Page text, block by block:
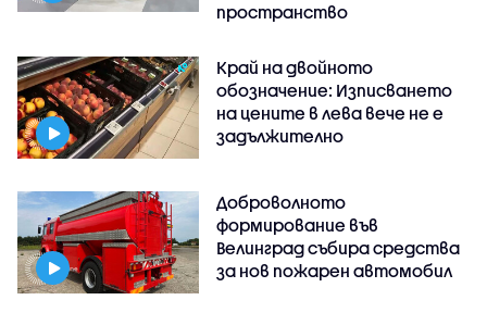
пространство
Край на двойното
обозначение: Изписването
на цените в лева вече не е
задължително
Доброволното
формирование във
Велинград събира средства
за нов пожарен автомобил